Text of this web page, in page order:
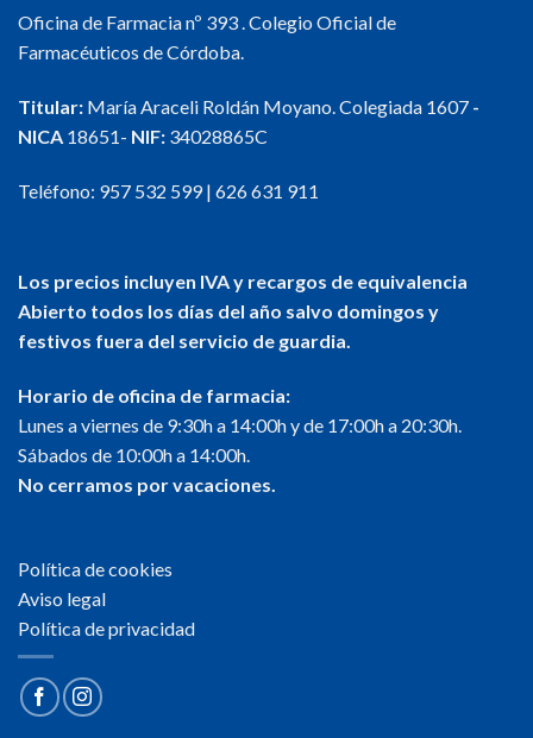
Oficina de Farmacia nº 393 . Colegio Oficial de
Farmacéuticos de Córdoba.
Titular: María Araceli Roldán Moyano. Colegiada 1607 -
NICA 18651- NIF: 34028865C
Teléfono: 957 532 599| 626 631 911
Los precios incluyen IVA y recargos de equivalencia
Abierto todos los días del año salvo domingos y
festivos fuera del servicio de guardia.
Horario de oficina de farmacia:
Lunes a viernes de 9:30h a 14:00h y de 17:00h a 20:30h.
Sábados de 10:00h a 14:00h.
No cerramos por vacaciones.
Política de cookies
Aviso legal
Política de privacidad